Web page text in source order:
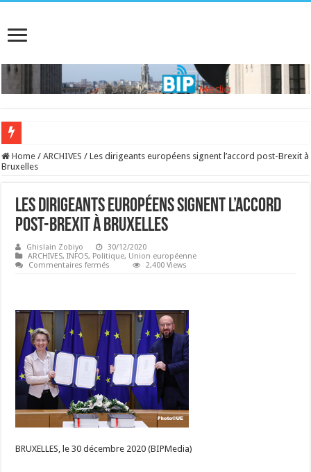
Home / ARCHIVES / Les dirigeants européens signent l’accord post-Brexit à
Bruxelles
Les dirigeants européens signent l’accord
post-Brexit à Bruxelles
Ghislain Zobiyo
30/12/2020
ARCHIVES,INFOS, Politique, Union européenne
Commentaires fermés
l’accord
post-
Brexit
à
Bruxelles
2,400 Views
BRUXELLES, le 30 décembre 2020 (BIPMedia)